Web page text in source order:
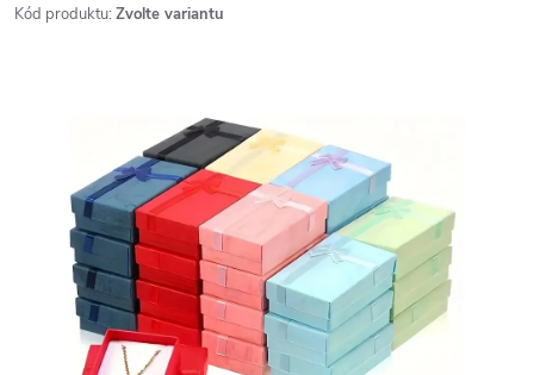
Kód produktu: Zvolte variantu